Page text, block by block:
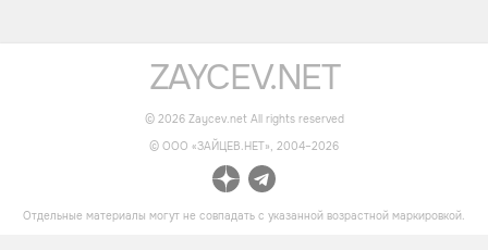
ZAYCEV.NET
© 2026Zaycev.net All rights reserved
© OOO «ЗАЙЦЕВ.НЕТ», 2004–2026
Отдельные материалы могут не совпадать с указанной возрастной маркировкой.